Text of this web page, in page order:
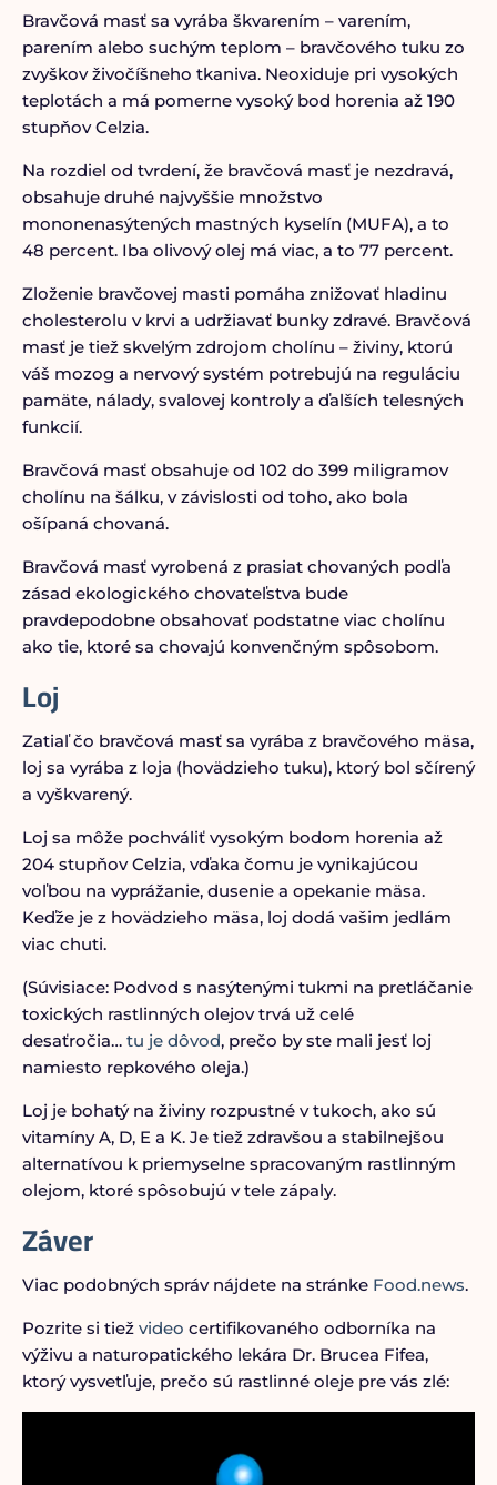
Bravčová masť sa vyrába škvarením – varením,
parením alebo suchým teplom – bravčového tuku zo
zvyškov živočíšneho tkaniva. Neoxiduje pri vysokých
teplotách a má pomerne vysoký bod horenia až 190
stupňov Celzia.
Na rozdiel od tvrdení, že bravčová masť je nezdravá,
obsahuje druhé najvyššie množstvo
mononenasýtených mastných kyselín (MUFA), a to
48 percent. Iba olivový olej má viac, a to 77 percent.
Zloženie bravčovej masti pomáha znižovať hladinu
cholesterolu v krvi a udržiavať bunky zdravé. Bravčová
masť je tiež skvelým zdrojom cholínu – živiny, ktorú
váš mozog a nervový systém potrebujú na reguláciu
pamäte, nálady, svalovej kontroly a ďalších telesných
funkcií.
Bravčová masť obsahuje od 102 do 399 miligramov
cholínu na šálku, v závislosti od toho, ako bola
ošípaná chovaná.
Bravčová masť vyrobená z prasiat chovaných podľa
zásad ekologického chovateľstva bude
pravdepodobne obsahovať podstatne viac cholínu
ako tie, ktoré sa chovajú konvenčným spôsobom.
Loj
Zatiaľ čo bravčová masť sa vyrába z bravčového mäsa,
loj sa vyrába z loja (hovädzieho tuku), ktorý bol sčírený
a vyškvarený.
Loj sa môže pochváliť vysokým bodom horenia až
204 stupňov Celzia, vďaka čomu je vynikajúcou
voľbou na vyprážanie, dusenie a opekanie mäsa.
Keďže je z hovädzieho mäsa, loj dodá vašim jedlám
viac chuti.
(Súvisiace: Podvod s nasýtenými tukmi na pretláčanie
toxických rastlinných olejov trvá už celé
desaťročia… tu je dôvod, prečo by ste mali jesť loj
namiesto repkového oleja.)
Loj je bohatý na živiny rozpustné v tukoch, ako sú
vitamíny A, D, E a K. Je tiež zdravšou a stabilnejšou
alternatívou k priemyselne spracovaným rastlinným
olejom, ktoré spôsobujú v tele zápaly.
Záver
Viac podobných správ nájdete na stránke Food.news.
Pozrite si tiež video certifikovaného odborníka na
výživu a naturopatického lekára Dr. Brucea Fifea,
ktorý vysvetľuje, prečo sú rastlinné oleje pre vás zlé: